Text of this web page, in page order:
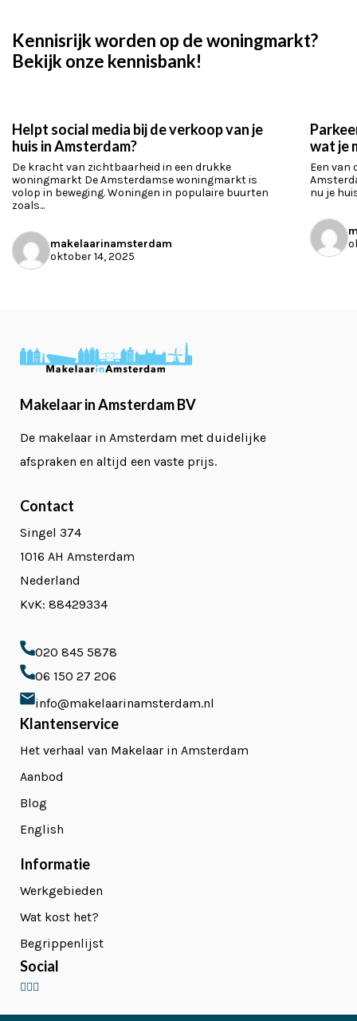
Kennisrijk worden op de woningmarkt?
Bekijk onze kennisbank!
Helpt social media bij de verkoop van je
huis in Amsterdam?
De kracht van zichtbaarheid in een drukke
woningmarkt De Amsterdamse woningmarkt is
volop in beweging. Woningen in populaire buurten
zoals...
makelaarinamsterdam
oktober 14, 2025
wat je
Een van
nu je
Makelaar in Amsterdam BV
De makelaar in Amsterdam met duidelijke
afspraken en altijd een vaste prijs.
Contact
Singel 374
1016 AH Amsterdam
Nederland
KvK: 88429334
020 845 5878
06 150 27 206
info@makelaarinamsterdam.nl
Klantenservice
Het verhaal van Makelaar in Amsterdam
Aanbod
Blog
English
Informatie
Werkgebieden
Wat kost het?
Begrippenlijst
Social